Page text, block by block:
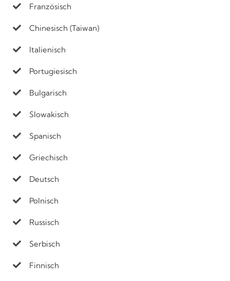
Französisch
Chinesisch (Taiwan)
Italienisch
Portugiesisch
Bulgarisch
Slowakisch
Spanisch
Griechisch
Deutsch
Polnisch
Russisch
Serbisch
Finnisch